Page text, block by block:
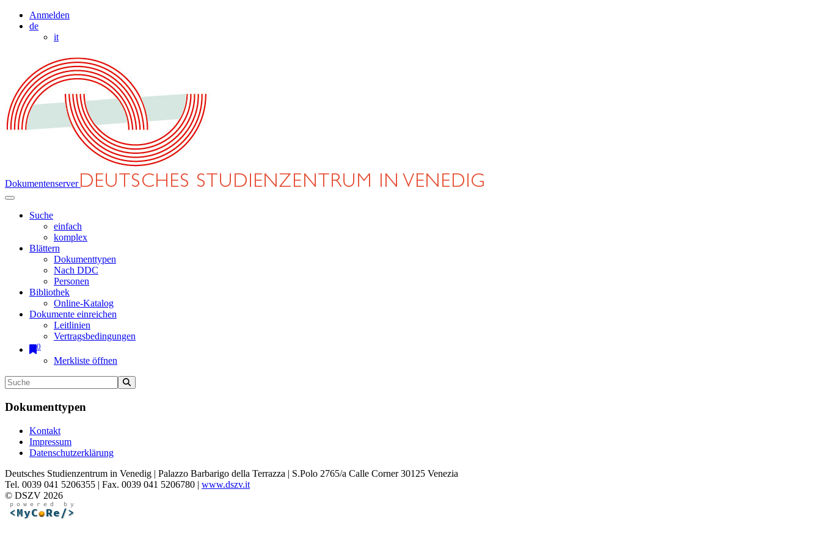
Anmelden
de
it
Dokumentenserver
Suche
einfach
komplex
Blättern
Dokumenttypen
Nach DDC
Personen
Bibliothek
Online-Katalog
Dokumente einreichen
Leitlinien
Vertragsbedingungen
0
Merkliste öffnen
Dokumenttypen
Kontakt
Impressum
Datenschutzerklärung
Deutsches Studienzentrum in Venedig | Palazzo Barbarigo della Terrazza | S.Polo 2765/a Calle Corner 30125 Venezia
Tel. 0039 041 5206355 | Fax. 0039 041 5206780 | www.dszv.it
© DSZV 2026